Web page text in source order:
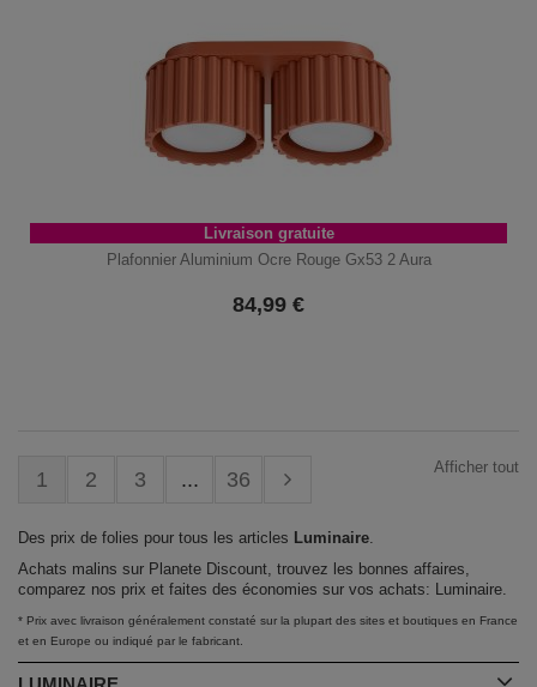
Livraison gratuite
Plafonnier Aluminium Ocre Rouge Gx53 2 Aura
84,99 €
Afficher tout
1 2 3 ... 36
Des prix de folies pour tous les articles Luminaire.
Achats malins sur Planete Discount, trouvez les bonnes affaires,
comparez nos prix et faites des économies sur vos achats: Luminaire.
* Prix avec livraison généralement constaté sur la plupart des sites et boutiques en France
et en Europe ou indiqué par le fabricant.